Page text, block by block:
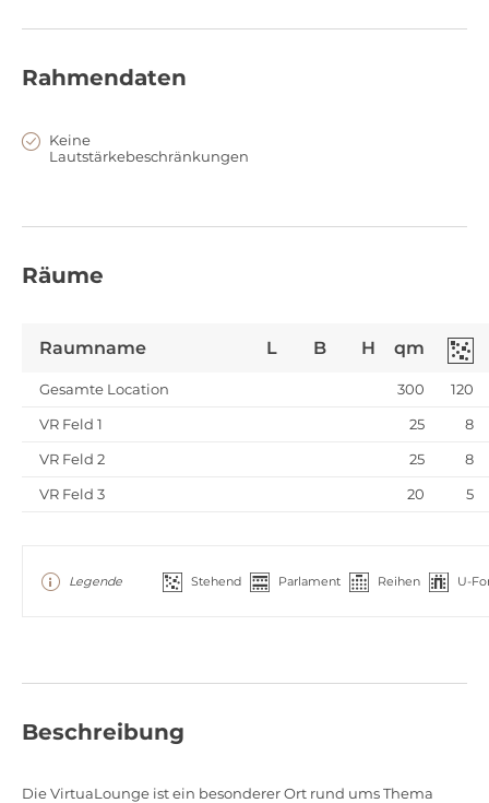
Rahmendaten
Keine
Lautstärkebeschränkungen
Räume
Raumname L B H qm
Gesamte Location 300
120
VR Feld 1
25
8
VR Feld 2
25
8
VR Feld 3
20 5
Legende Stehend Parlament Reihen U-
Beschreibung
Die VirtuaLounge ist ein besonderer Ort rund ums Thema